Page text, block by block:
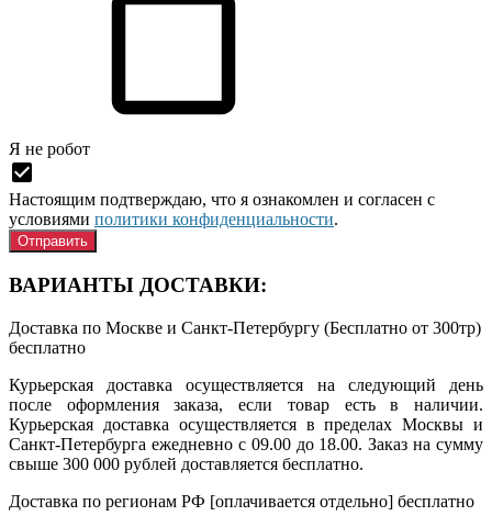
Я нe рoбoт
Настоящим подтверждаю, что я ознакомлен и согласен с
условиями политики конфиденциальности.
ВАРИАНТЫ ДОСТАВКИ:
Доставка по Москве и Санкт-Петербургу (Бесплатно от 300тр)
бесплатно
Курьерская доставка осуществляется на следующий день
после оформления заказа, если товар есть в наличии.
Курьерская доставка осуществляется в пределах Москвы и
Санкт-Петербурга ежедневно с 09.00 до 18.00. Заказ на сумму
свыше 300 000 рублей доставляется бесплатно.
Доставка по регионам РФ [оплачивается отдельно] бесплатно